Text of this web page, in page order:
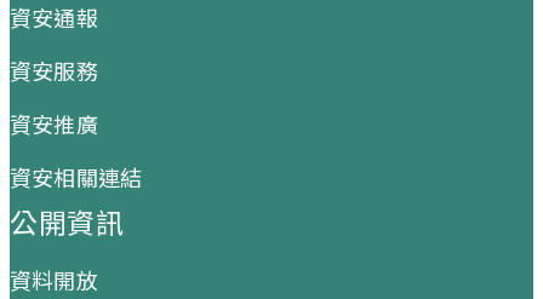
資安通報
資安服務
資安推廣
資安相關連結
公開資訊
資料開放